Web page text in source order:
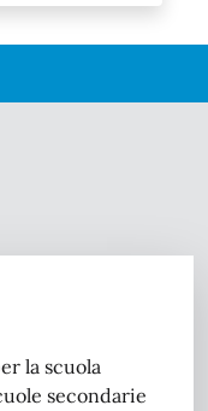
la scuola
secondarie